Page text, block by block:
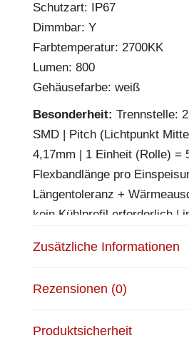
Schutzart: IP67
Dimmbar: Y
Farbtemperatur: 2700KK
Lumen: 800
Gehäusefarbe: weiß
Besonderheit: Trennstelle:
SMD | Pitch (Lichtpunkt
4,17mm | 1 Einheit (Rolle) =
Flexbandlänge pro
Längentoleranz +
kein Kühlprofil erforderlich |
reinigen und entfetten! Nicht
Anschlusskabel beidseitig
Zusätzliche Informationen
Rezensionen (0)
Produktsicherheit